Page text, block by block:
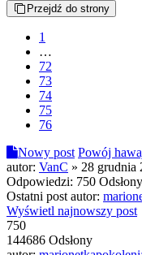
Przejdź do strony
1
…
72
73
74
75
76
Nowy post Powój
autor: VanC » 28 grudnia
Odpowiedzi: 750
Ostatni post autor:
Wyświetl najnowszy post
750
144686 Odsłony